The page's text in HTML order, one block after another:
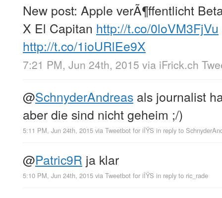
New post: Apple verÃ¶ffentlicht
X El Capitan http://t.co/0loVM3FjVu
http://t.co/1ioURlEe9X
7:21 PM, Jun 24th, 2015 via iFrick.ch
@SchnyderAndreas als journalist
aber die sind nicht geheim ;/)
5:11 PM, Jun 24th, 2015 via Tweetbot for iÎŸS in reply to
@Patric9R ja klar
5:10 PM, Jun 24th, 2015 via Tweetbot for iÎŸS in reply to ric_rade